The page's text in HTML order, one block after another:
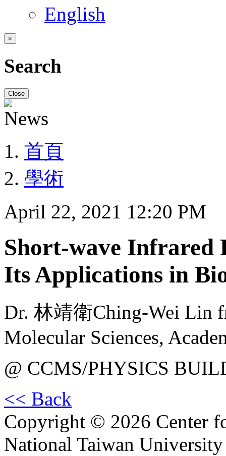
English
×
Search
Close
首頁
學術
April 22, 2021 12:20 PM
Short-wave Infrared
Its Applications in
Dr. 林靖衛Ching-Wei Lin
Molecular Sciences,
@ CCMS/PHYSICS
<< Back
Copyright © 2026 Center
National Taiwan University